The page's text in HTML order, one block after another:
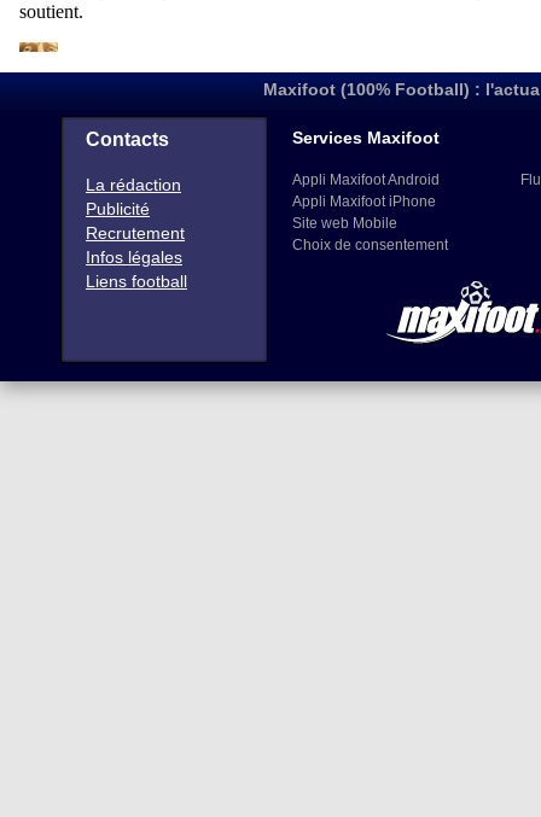
Maxifoot (100% Football) :
Contacts
La rédaction
Publicité
Recrutement
Infos légales
Liens football
Services Maxifoot
Appli Maxifoot Android
Appli Maxifoot iPhone
Site web Mobile
Choix de consentement